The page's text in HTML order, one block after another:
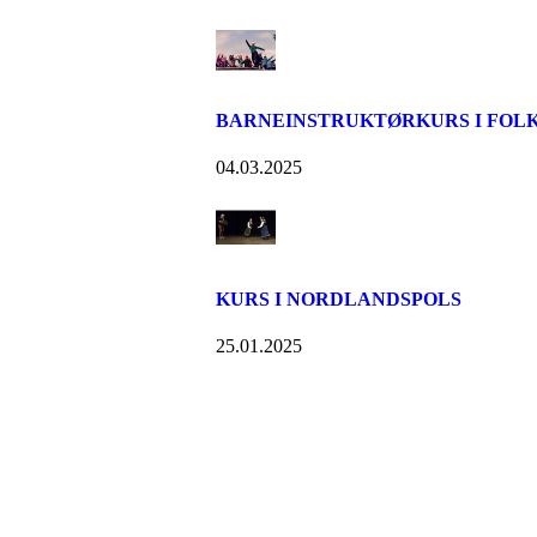
BARNEINSTRUKTØRKURS I
04.03.2025
KURS I NORDLANDSPOLS
25.01.2025